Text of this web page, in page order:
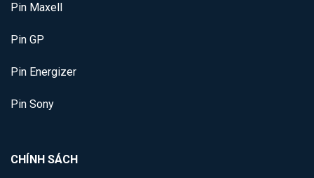
Pin Maxell
Pin GP
Pin Energizer
Pin Sony
CHÍNH SÁCH